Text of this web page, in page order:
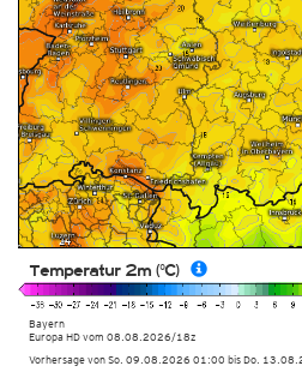
Bayern
Europa HDvom 08.08.2026/18z
Temperatur 2m (°C)
Vorhersage von So. 09.08.2026 01:00 bis Do.